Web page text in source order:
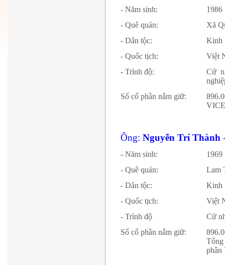
- Năm sinh:
1986
- Quê quán:
Xã
- Dân tộc:
Kinh
- Quốc tịch:
- Trình độ:
Cử
Số cổ phần nắm giữ:
Ông: Nguyễn Trí Thành
- Năm sinh:
1969
- Quê quán:
Lam
- Dân tộc:
Kinh
- Quốc tịch:
- Trình độ
Cử
Số cổ phần nắm giữ:
phần